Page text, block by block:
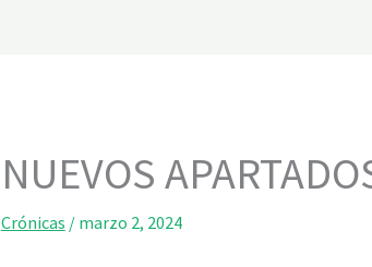
NUEVOS
Crónicas / marzo 2, 2024